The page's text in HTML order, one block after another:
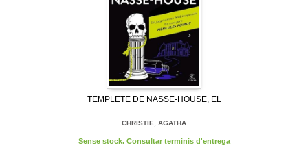
TEMPLETE DE NASSE-HOUSE, EL
CHRISTIE, AGATHA
Sense stock. Consultar terminis d'entrega